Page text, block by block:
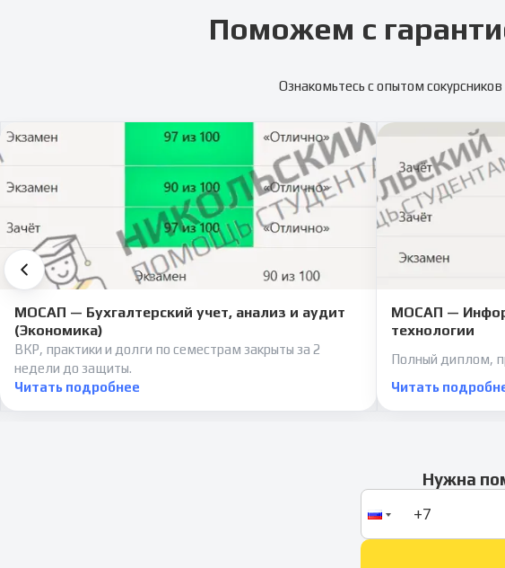
Поможем с
Ознакомьтесь с опытом
МОСАП — Бухгалтерский учет, анализ и аудит
(Экономика)
ВКР, практики и долги по семестрам закрыты за 2
недели до защиты.
Читать подробнее
МОСАП —
технологии
Полный диплом,
Читать
Нужна